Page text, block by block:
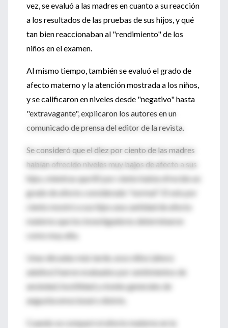
vez, se evaluó a las madres en cuanto a su reacción
a los resultados de las pruebas de sus hijos, y qué
tan bien reaccionaban al "rendimiento" de los
niños en el examen.
Al mismo tiempo, también se evaluó el grado de
afecto materno y la atención mostrada a los niños,
y se calificaron en niveles desde "negativo" hasta
"extravagante", explicaron los autores en un
comunicado de prensa del editor de la revista.
Se consideró que el diez por ciento de las madres
habían ofrecido niveles muy bajos de afecto a sus
hijos, mientras que 85 por ciento había ofrecido un
grado de afecto considerado "normal". El seis por
ciento mostró a sus hijos una cantidad de afecto
materno que los investigadores determinaron
como muy alta.
Unas décadas más tarde, esos niños (ahora
adultos) fueron evaluados por sentimientos de
ansiedad, hostilidad y niveles generales de
angustia emocional o distrés.
Cuando se comparó el afecto materno en la